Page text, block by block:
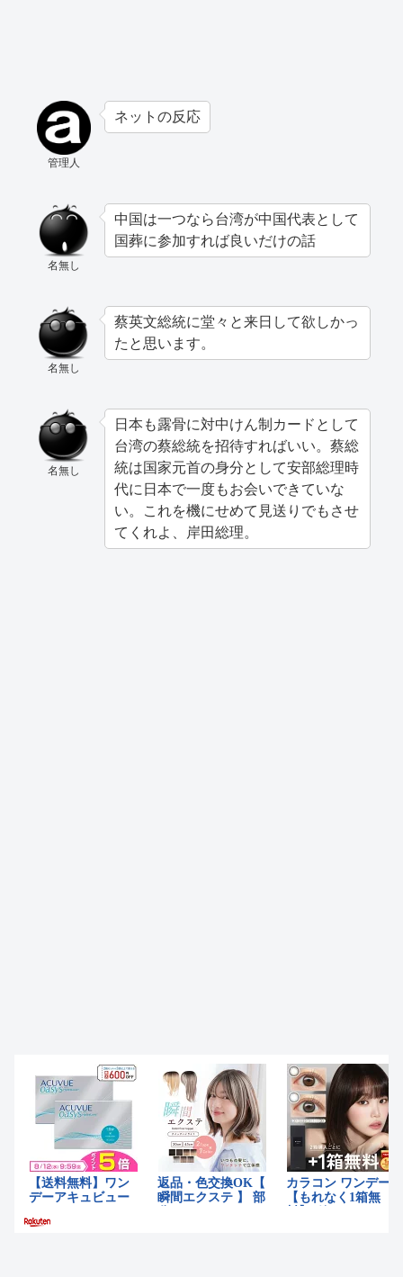
管理人
ネットの反応
名無し
中国は一つなら台湾が中国代表として
国葬に参加すれば良いだけの話
名無し
蔡英文総統に堂々と来日して欲しかっ
たと思います。
名無し
日本も露骨に対中けん制カードとして
台湾の蔡総統を招待すればいい。蔡総
統は国家元首の身分として安部総理時
代に日本で一度もお会いできていな
い。これを機にせめて見送りでもさせ
てくれよ、岸田総理。